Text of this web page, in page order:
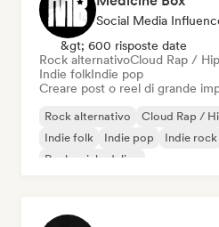
Social Media
&gt; 600 risposte date
Rock alternativoCloud Rap /
Indie folkIndie pop
Creare post o reel di grande
Rock alternativo Cloud Rap /
Indie folk
Indie pop Indie rock
Rock psichedelico